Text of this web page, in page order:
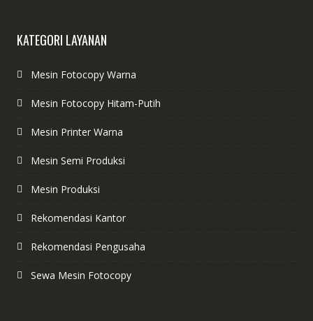
KATEGORI LAYANAN
Mesin Fotocopy Warna
Mesin Fotocopy Hitam-Putih
Mesin Printer Warna
Mesin Semi Produksi
Mesin Produksi
Rekomendasi Kantor
Rekomendasi Pengusaha
Sewa Mesin Fotocopy